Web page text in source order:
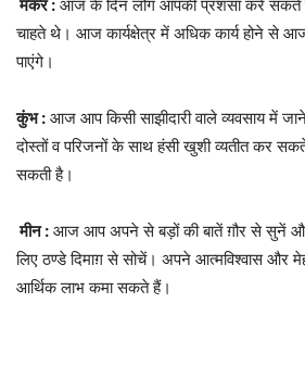
मकर : आज के दिन लोग आपकी प्रशंसा करे सकते
चाहते थे। आज कार्यक्षेत्र में अधिक कार्य होने से
पाएंगे।
कुंभ : आज आप किसी साझीदारी वाले व्यवसाय में
दोस्तों व परिजनों के साथ हंसी खुशी व्यतीत कर
सकती है।
मीन : आज आप अपने से बड़ों की बातें ग़ौर से सुनें
लिए ठण्डे दिमाग़ से सोचें। अपने आत्मविश्वास
आर्थिक लाभ कमा सकते हैं।